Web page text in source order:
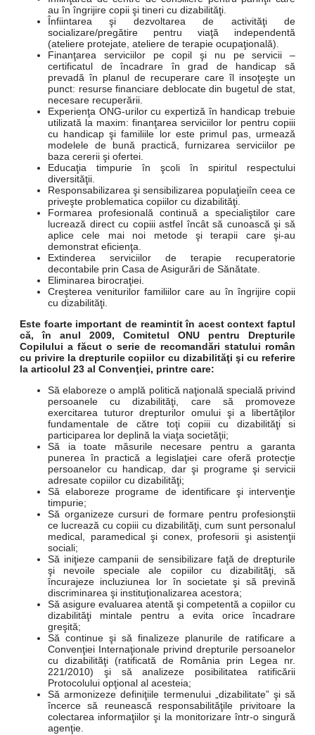
au în îngrijire copii şi tineri cu dizabilităţi.
Înfiintarea şi dezvoltarea de activităţi de
socializare/pregătire pentru viaţă independentă
(ateliere protejate, ateliere de terapie ocupaţională).
Finanţarea serviciilor pe copil şi nu pe servicii –
certificatul de încadrare în grad de handicap să
prevadă în planul de recuperare care îl insoţeşte un
punct: resurse financiare deblocate din bugetul de stat,
necesare recuperării.
Experienţa ONG-urilor cu expertiză în handicap trebuie
utilizată la maxim: finanţarea serviciilor lor pentru copiii
cu handicap şi familiile lor este primul pas, urmează
modelele de bună practică, furnizarea serviciilor pe
baza cererii şi ofertei.
Educaţia timpurie în şcoli în spiritul respectului
diversităţii.
Responsabilizarea şi sensibilizarea populaţieiîn ceea ce
priveşte problematica copiilor cu dizabilităţi.
Formarea profesională continuă a specialiştilor care
lucrează direct cu copiii astfel încât să cunoască şi să
aplice cele mai noi metode şi terapii care şi-au
demonstrat eficienţa.
Extinderea serviciilor de terapie recuperatorie
decontabile prin Casa de Asigurări de Sănătate.
Eliminarea birocraţiei.
Creşterea veniturilor familiilor care au în îngrijire copii
cu dizabilităţi.
Este foarte important de reamintit în acest context faptul
că, în anul 2009, Comitetul ONU pentru Drepturile
Copilului a făcut o serie de recomandări statului român
cu privire la drepturile copiilor cu dizabilităţi şi cu referire
la articolul 23 al Convenţiei, printre care:
Să elaboreze o amplă politică naţională specială privind
persoanele cu dizabilităţi, care să promoveze
exercitarea tuturor drepturilor omului şi a libertăţilor
fundamentale de către toţi copiii cu dizabilităţi si
participarea lor deplină la viaţa societăţii;
Să ia toate măsurile necesare pentru a garanta
punerea în practică a legislaţiei care oferă protecţie
persoanelor cu handicap, dar şi programe şi servicii
adresate copiilor cu dizabilităţi;
Să elaboreze programe de identificare şi intervenţie
timpurie;
Să organizeze cursuri de formare pentru profesionştii
ce lucrează cu copiii cu dizabilităţi, cum sunt personalul
medical, paramedical şi conex, profesorii şi asistenţii
sociali;
Să iniţieze campanii de sensibilizare faţă de drepturile
şi nevoile speciale ale copiilor cu dizabilităţi, să
încurajeze incluziunea lor în societate şi să prevină
discriminarea şi instituţionalizarea acestora;
Să asigure evaluarea atentă şi competentă a copiilor cu
dizabilităţi mintale pentru a evita orice încadrare
greşită;
Să continue şi să finalizeze planurile de ratificare a
Convenţiei Internaţionale privind drepturile persoanelor
cu dizabilităţi (ratificată de România prin Legea nr.
221/2010) şi să analizeze posibilitatea ratificării
Protocolului opţional al acesteia;
Să armonizeze definiţiile termenului „dizabilitate” şi să
încerce să reunească responsabilităţile privitoare la
colectarea informaţiilor şi la monitorizare într-o singură
agenţie.